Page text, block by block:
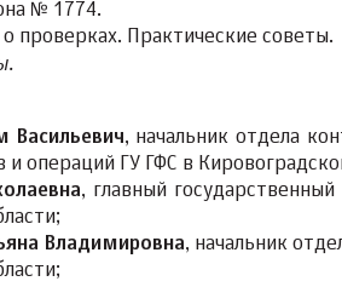
№ 1774.
проверках. Практические советы.
Васильевич, начальник отдела
и операций ГУ ГФС в
, главный
Владимировна, начальник